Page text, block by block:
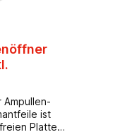
ist
Platte